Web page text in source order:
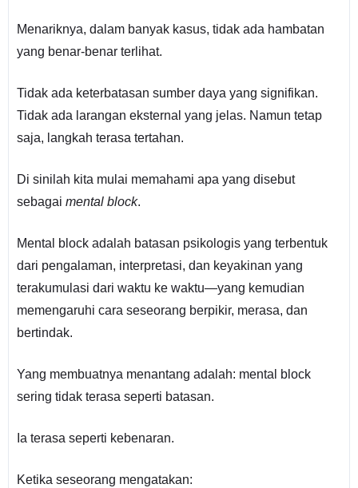
Menariknya, dalam banyak kasus, tidak ada hambatan
yang benar-benar terlihat.
Tidak ada keterbatasan sumber daya yang signifikan.
Tidak ada larangan eksternal yang jelas. Namun tetap
saja, langkah terasa tertahan.
Di sinilah kita mulai memahami apa yang disebut
sebagai mental block.
Mental block adalah batasan psikologis yang terbentuk
dari pengalaman, interpretasi, dan keyakinan yang
terakumulasi dari waktu ke waktu—yang kemudian
memengaruhi cara seseorang berpikir, merasa, dan
bertindak.
Yang membuatnya menantang adalah: mental block
sering tidak terasa seperti batasan.
Ia terasa seperti kebenaran.
Ketika seseorang mengatakan: